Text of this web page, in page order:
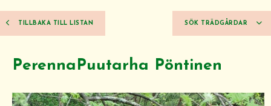
TILLBAKA TILL LISTAN SÖK TRÄDGÅRDAR
PerennaPuutarha Pöntinen